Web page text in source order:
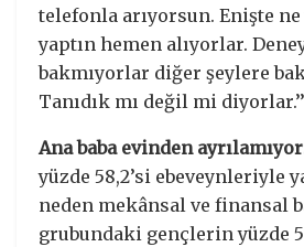
telefonla arıyorsun. Enişte ne
yaptın hemen alıyorlar.
bakmıyorlar diğer şeylere
Tanıdık mı değil mi diyorlar.’’
Ana baba evinden
yüzde 58,2’si ebeveynleriyle
neden mekânsal ve finansal
grubundaki gençlerin yüzde